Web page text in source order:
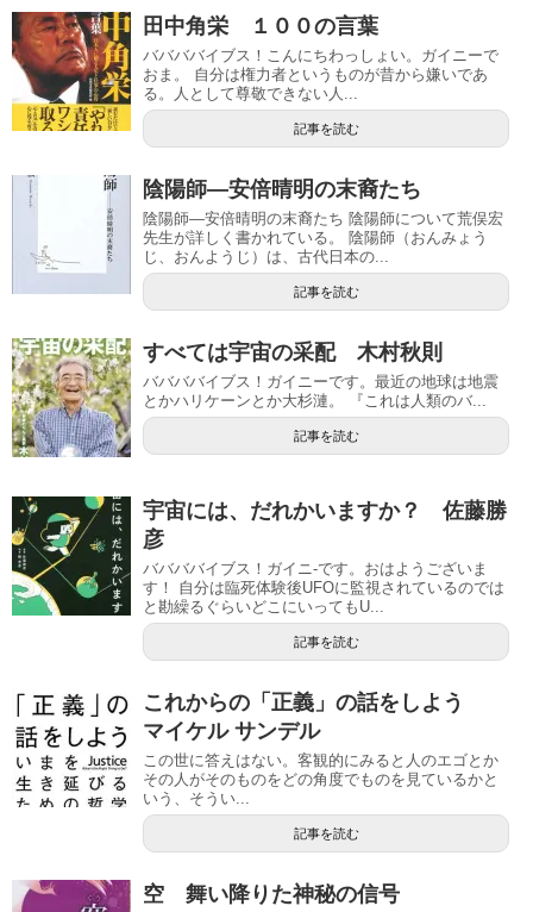
田中角栄 １００の言葉
ババババイブス！こんにちわっしょい。ガイニーで
おま。 自分は権力者というものが昔から嫌いであ
る。人として尊敬できない人...
記事を読む
陰陽師―安倍晴明の末裔たち
陰陽師―安倍晴明の末裔たち 陰陽師について荒俣宏
先生が詳しく書かれている。 陰陽師（おんみょう
じ、おんようじ）は、古代日本の...
記事を読む
すべては宇宙の采配 木村秋則
ババババイブス！ガイニーです。最近の地球は地震
とかハリケーンとか大杉漣。 『これは人類のバ...
記事を読む
宇宙には、だれかいますか？ 佐藤勝
彦
ババババイブス！ガイニ-です。おはようございま
す！ 自分は臨死体験後UFOに監視されているのでは
と勘繰るぐらいどこにいってもU...
記事を読む
これからの「正義」の話をしよう
マイケル サンデル
この世に答えはない。客観的にみると人のエゴとか
その人がそのものをどの角度でものを見ているかと
いう、そうい...
記事を読む
空 舞い降りた神秘の信号